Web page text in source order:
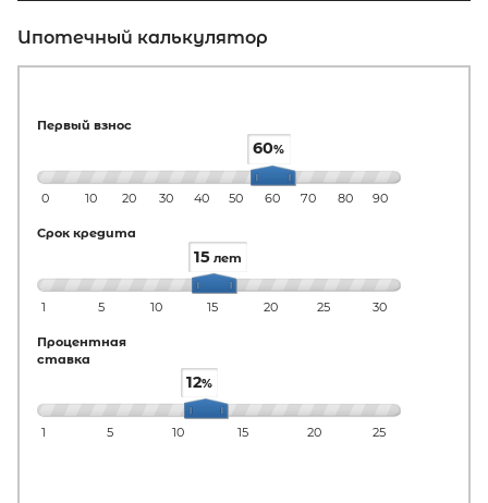
Ипотечный калькулятор